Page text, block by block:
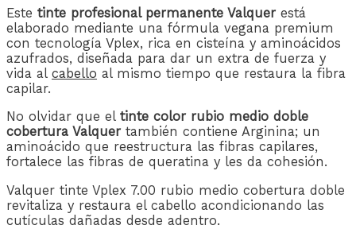
Este tinte profesional permanente Valquer está
elaborado mediante una fórmula vegana premium
con tecnología Vplex, rica en cisteína y aminoácidos
azufrados, diseñada para dar un extra de fuerza y ​​
vida al cabello al mismo tiempo que restaura la fibra
capilar.
No olvidar que el tinte color rubio medio doble
cobertura Valquer también contiene Arginina; un
aminoácido que reestructura las fibras capilares,
fortalece las fibras de queratina y les da cohesión.
Valquer tinte Vplex 7.00 rubio medio cobertura doble
revitaliza y restaura el cabello acondicionando las
cutículas dañadas desde adentro.